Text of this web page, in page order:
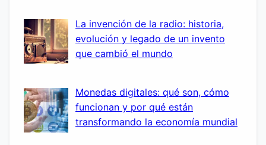
La invención de la radio: historia,
evolución y legado de un invento
que cambió el mundo
Monedas digitales: qué son, cómo
funcionan y por qué están
transformando la economía mundial